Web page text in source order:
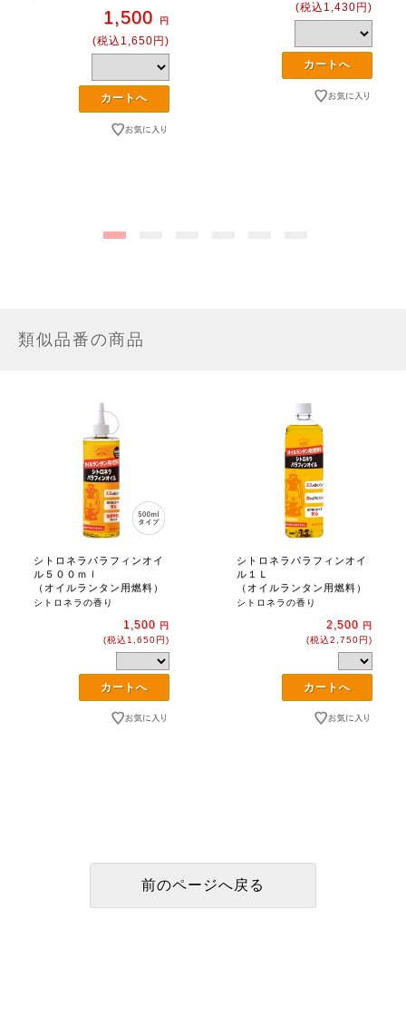
1,500 円
(税込1,650円)
(税込1,430円)
類似品番の商品
シトロネラパラフィンオイ
ル５００ｍｌ
（オイルランタン用燃料）
シトロネラの香り
1,500 円
(税込1,650円)
シトロネラパラフィンオイ
ル１Ｌ
（オイルランタン用燃料）
シトロネラの香り
2,500 円
(税込2,750円)